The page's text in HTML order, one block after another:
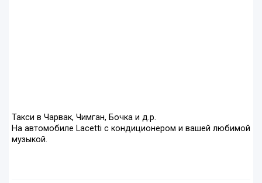
Такси в Чарвак, Чимган, Бочка и д.р.
На автомобиле Lacetti с кондиционером и вашей любимой
музыкой.